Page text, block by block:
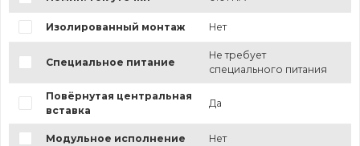
Изолированный монтаж Нет
Специальное питание
Не требует
специального питания
Повёрнутая центральная
вставка
Да
Модульное исполнение Нет